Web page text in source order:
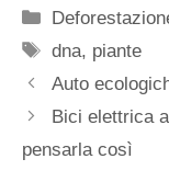
Categorie
Tag
dna, piante
Auto
Bici elettrica
pensarla così